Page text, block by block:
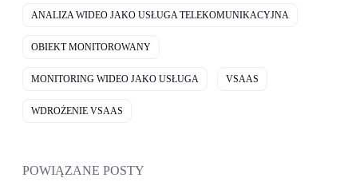
ANALIZA WIDEO JAKO USŁUGA TELEKOMUNIKACYJNA
OBIEKT MONITOROWANY
MONITORING WIDEO JAKO USŁUGA VSAAS
WDROŻENIE VSAAS
POWIĄZANE POSTY